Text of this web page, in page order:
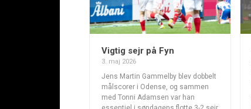
Vigtig sejr på Fyn
3. maj 2026
Jens Martin Gammelby blev dobbelt
målscorer i Odense, og sammen
med Tonni Adamsen var han